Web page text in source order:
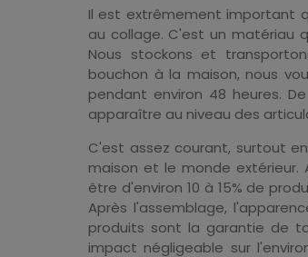
Il est extrêmement important
au collage. C'est un matériau
Nous stockons et
bouchon à la maison, nous
pendant environ 48 heures.
apparaître au niveau des
C'est assez courant, surtout
maison et le monde extérieur.
être d'environ 10 à 15% de
Après l'assemblage,
produits sont la garantie de
impact négligeable sur